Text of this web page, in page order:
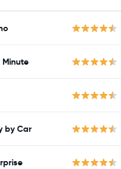
Minute
by Car